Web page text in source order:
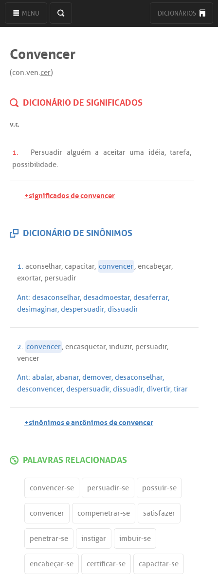
MENU DICIONÁRIOS
Convencer
(con.ven.cer)
DICIONÁRIO DE SIGNIFICADOS
v.t.
1. Persuadir alguém a aceitar uma idéia,tarefa,
possibilidade.
+significados de convencer
DICIONÁRIO DE SINÔNIMOS
1. aconselhar, capacitar, convencer, encabeçar,
exortar, persuadir
Ant: desaconselhar, desadmoestar, desaferrar,
desimaginar, despersuadir, dissuadir
2. convencer, encasquetar, induzir, persuadir,
vencer
Ant: abalar, abanar, demover, desaconselhar,
desconvencer, despersuadir, dissuadir, divertir, tirar
+sinônimos e antônimos de convencer
PALAVRAS RELACIONADAS
convencer-se persuadir-se possuir-se
convencer compenetrar-se satisfazer
penetrar-se instigar imbuir-se
encabeçar-se certificar-se capacitar-se